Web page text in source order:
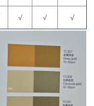
√ √ √